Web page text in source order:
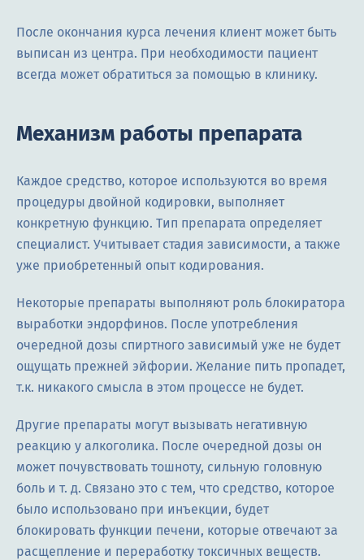
После окончания курса лечения клиент может быть
выписан из центра. При необходимости пациент
всегда может обратиться за помощью в клинику.
Механизм работы препарата
Каждое средство, которое используются во время
процедуры двойной кодировки, выполняет
конкретную функцию. Тип препарата определяет
специалист. Учитывает стадия зависимости, а также
уже приобретенный опыт кодирования.
Некоторые препараты выполняют роль блокиратора
выработки эндорфинов. После употребления
очередной дозы спиртного зависимый уже не будет
ощущать прежней эйфории. Желание пить пропадет,
т.к. никакого смысла в этом процессе не будет.
Другие препараты могут вызывать негативную
реакцию у алкоголика. После очередной дозы он
может почувствовать тошноту, сильную головную
боль и т. д. Связано это с тем, что средство, которое
было использовано при инъекции, будет
блокировать функции печени, которые отвечают за
расщепление и переработку токсичных веществ.